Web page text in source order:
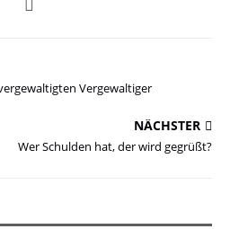
Vergewaltiger
NÄCHSTER
Wer Schulden hat, der wird gegrüßt?